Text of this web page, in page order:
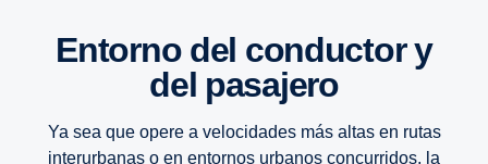
Entorno del conductor y
del pasajero
Ya sea que opere a velocidades más altas en rutas
interurbanas o en entornos urbanos concurridos, la